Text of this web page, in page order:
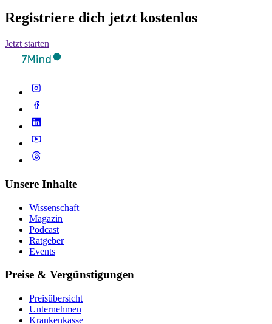
Registriere dich jetzt kostenlos
Jetzt starten
Unsere Inhalte
Wissenschaft
Magazin
Podcast
Ratgeber
Events
Preise & Vergünstigungen
Preisübersicht
Unternehmen
Krankenkasse